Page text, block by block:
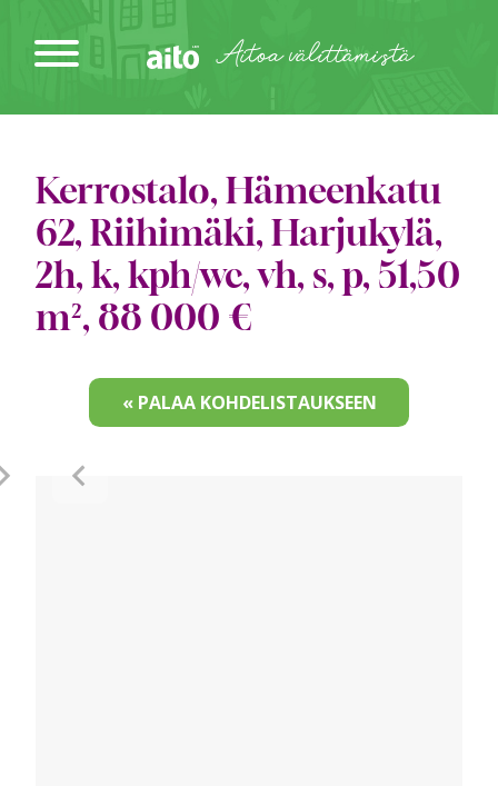
sisältöön
Aitoa välittämistä
Kerrostalo, Hämeenkatu
62, Riihimäki, Harjukylä,
2h, k, kph/wc, vh, s, p, 51,50
m², 88 000 €
« PALAA KOHDELISTAUKSEEN